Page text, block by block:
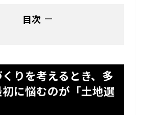
目次
りを考えるとき、多
に悩むのが「土地選